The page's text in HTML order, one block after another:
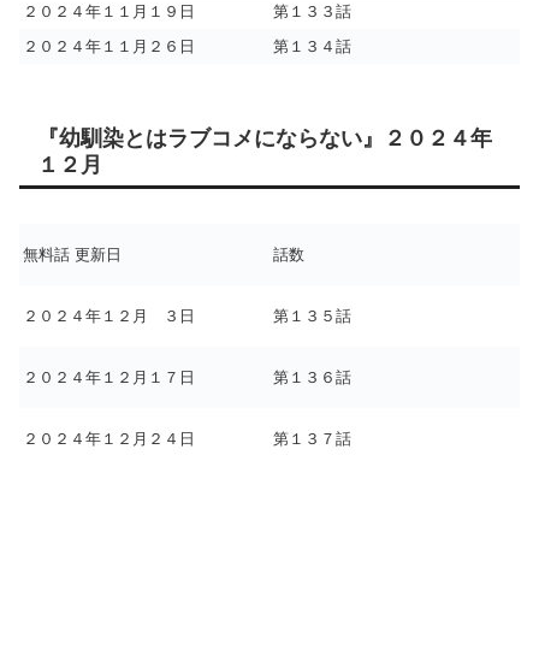
２０２４年１１月１９日
第１３３話
２０２４年１１月２６日
第１３４話
『幼馴染とはラブコメにならない』２０２４年
１２月
無料話 更新日 話数
２０２４年１２月 ３日 第１３５話
２０２４年１２月１７日 第１３６話
２０２４年１２月２４日 第１３７話